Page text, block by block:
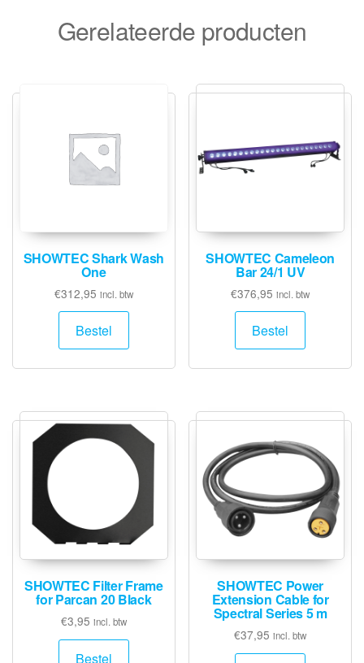
Gerelateerde producten
SHOWTEC Shark Wash
One
€312,95 incl. btw
Bestel
SHOWTEC Cameleon
Bar 24/1 UV
€376,95 incl. btw
Bestel
SHOWTEC Filter Frame
for Parcan 20 Black
€3,95 incl. btw
Bestel
SHOWTEC Power
Extension Cable for
Spectral Series 5 m
€37,95 incl. btw